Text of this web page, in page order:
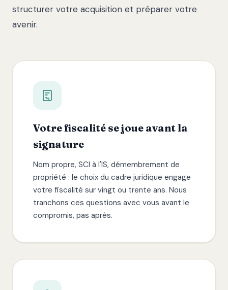
structurer votre acquisition et préparer votre
avenir.
Votre fiscalité se joue avant la
signature
Nom propre, SCI à l'IS, démembrement de
propriété : le choix du cadre juridique engage
votre fiscalité sur vingt ou trente ans. Nous
tranchons ces questions avec vous avant le
compromis, pas après.